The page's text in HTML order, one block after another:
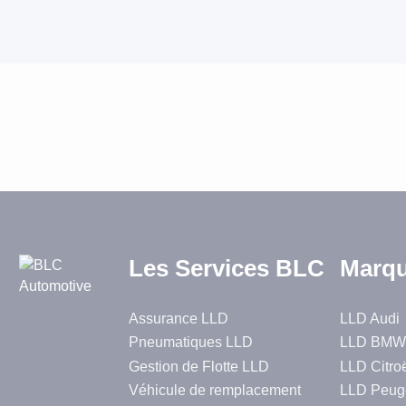
Les Services BLC
Assurance LLD
Pneumatiques LLD
Gestion de Flotte LLD
Véhicule de remplacement
LLD Audi
LLD BMW
LLD
LLD